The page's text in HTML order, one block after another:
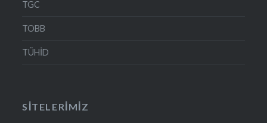
TGC
TOBB
TÜHİD
SITELERIMIZ